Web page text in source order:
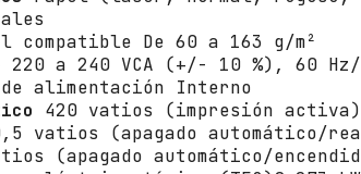
compatible De 60 a 163 g/m²
220 a 240 VCA (+/- 10 %), 60
alimentación Interno
420 vatios (impresión
vatios (apagado automático/
(apagado automático/